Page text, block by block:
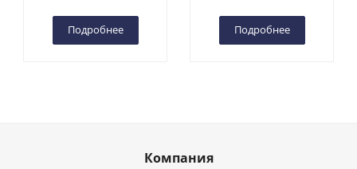
Подробнее Подробнее
Компания